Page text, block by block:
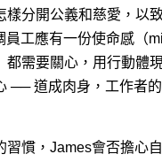
樣分開公義和慈愛，以
員工應有一份使命感（
都需要關心，用行動體
── 道成肉身，工作者
習慣，James會否擔心